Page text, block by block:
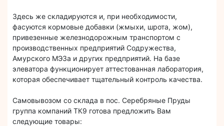
Здесь же складируются и, при необходимости,
фасуются кормовые добавки (жмыхи, шрота, жом),
привезенные железнодорожным транспортом с
производственных предприятий Содружества,
Амурского МЭЗа и других предприятий. На базе
элеватора функционирует аттестованная лаборатория,
которая обеспечивает тщательный контроль качества.
Самовывозом со склада в пос. Серебряные Пруды
группа компаний ТК9 готова предложить Вам
следующие товары: